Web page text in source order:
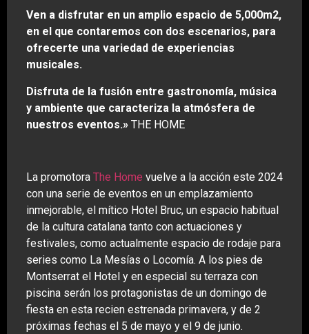
Ven a disfrutar en un amplio espacio de 5,000m2,
en el que contaremos con dos escenarios, para
ofrecerte una variedad de experiencias
musicales.
Disfruta de la fusión entre gastronomía, música
y ambiente que caracteriza la atmósfera de
nuestros eventos.» THE HOME
La promotora The Home vuelve a la acción este 2024
con una serie de eventos en un emplazamiento
inmejorable, el mítico Hotel Bruc, un espacio habitual
de la cultura catalana tanto con actuaciones y
festivales, como actualmente espacio de rodaje para
series como La Mesías o Locomía. A los pies de
Montserrat el Hotel y en especial su terraza con
piscina serán los protagonistas de un domingo de
fiesta en esta recien estrenada primavera, y de 2
próximas fechas el 5 de mayo y el 9 de junio.